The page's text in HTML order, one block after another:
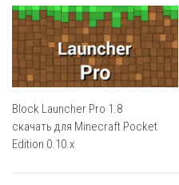
Block Launcher Pro 1.8
скачать для Minecraft Pocket
Edition 0.10.x